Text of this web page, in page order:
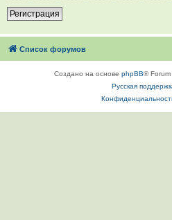
Регистрация
Список форумов
Создано на основе phpBB®
Русская